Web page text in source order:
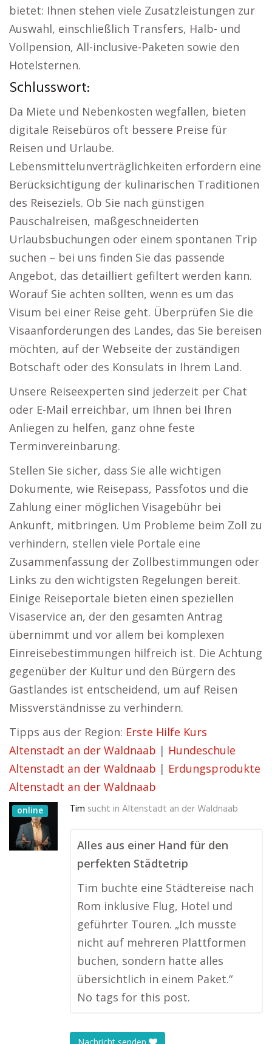
bietet: Ihnen stehen viele Zusatzleistungen zur
Auswahl, einschließlich Transfers, Halb- und
Vollpension, All-inclusive-Paketen sowie den
Hotelsternen.
Schlusswort:
Da Miete und Nebenkosten wegfallen, bieten
digitale Reisebüros oft bessere Preise für
Reisen und Urlaube.
Lebensmittelunverträglichkeiten erfordern eine
Berücksichtigung der kulinarischen Traditionen
des Reiseziels. Ob Sie nach günstigen
Pauschalreisen, maßgeschneiderten
Urlaubsbuchungen oder einem spontanen Trip
suchen – bei uns finden Sie das passende
Angebot, das detailliert gefiltert werden kann.
Worauf Sie achten sollten, wenn es um das
Visum bei einer Reise geht. Überprüfen Sie die
Visaanforderungen des Landes, das Sie bereisen
möchten, auf der Webseite der zuständigen
Botschaft oder des Konsulats in Ihrem Land.
Unsere Reiseexperten sind jederzeit per Chat
oder E-Mail erreichbar, um Ihnen bei Ihren
Anliegen zu helfen, ganz ohne feste
Terminvereinbarung.
Stellen Sie sicher, dass Sie alle wichtigen
Dokumente, wie Reisepass, Passfotos und die
Zahlung einer möglichen Visagebühr bei
Ankunft, mitbringen. Um Probleme beim Zoll zu
verhindern, stellen viele Portale eine
Zusammenfassung der Zollbestimmungen oder
Links zu den wichtigsten Regelungen bereit.
Einige Reiseportale bieten einen speziellen
Visaservice an, der den gesamten Antrag
übernimmt und vor allem bei komplexen
Einreisebestimmungen hilfreich ist. Die Achtung
gegenüber der Kultur und den Bürgern des
Gastlandes ist entscheidend, um auf Reisen
Missverständnisse zu verhindern.
Tipps aus der Region: Erste Hilfe Kurs
Altenstadt an der Waldnaab | Hundeschule
Altenstadt an der Waldnaab | Erdungsprodukte
Altenstadt an der Waldnaab
online Tim sucht in Altenstadt an der Waldnaab
Alles aus einer Hand für den
perfekten Städtetrip
Tim buchte eine Städtereise nach
Rom inklusive Flug, Hotel und
geführter Touren. „Ich musste
nicht auf mehreren Plattformen
buchen, sondern hatte alles
übersichtlich in einem Paket.“
No tags for this post.